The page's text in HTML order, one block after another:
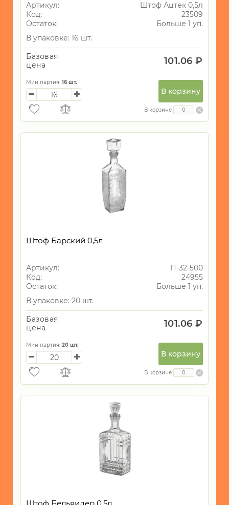
Артикул:
Штоф Ацтек 0,5л
Код:
23509
Остаток:
Больше 1 уп.
В упаковке: 16 шт.
Базовая
цена
101.06 ₽
Мин партия: 16 шт.
В корзину
В корзине
Штоф Барский 0,5л
Артикул:
П-32-500
Код:
24955
Остаток:
Больше 1 уп.
В упаковке: 20 шт.
Базовая
цена
101.06 ₽
Мин партия: 20 шт.
В корзину
В корзине